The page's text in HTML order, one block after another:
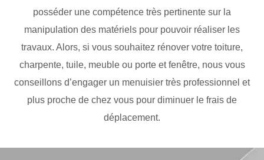
posséder une compétence très pertinente sur la
manipulation des matériels pour pouvoir réaliser les
travaux. Alors, si vous souhaitez rénover votre toiture,
charpente, tuile, meuble ou porte et fenêtre, nous vous
conseillons d’engager un menuisier très professionnel et
plus proche de chez vous pour diminuer le frais de
déplacement.